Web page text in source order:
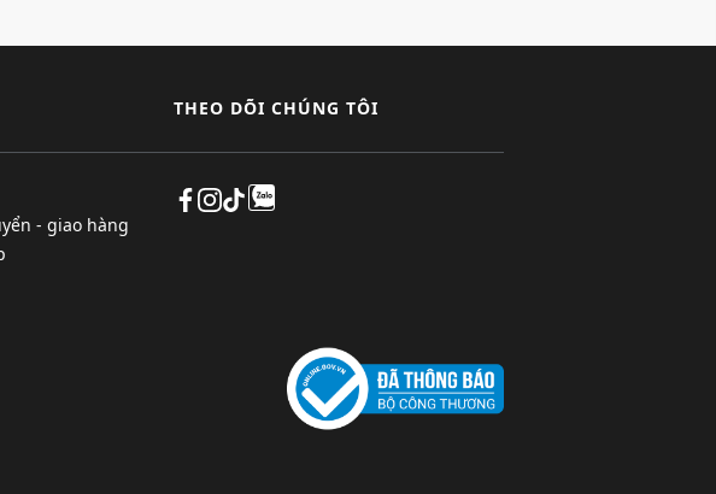
- giao hàng
THEO DÕI CHÚNG TÔI